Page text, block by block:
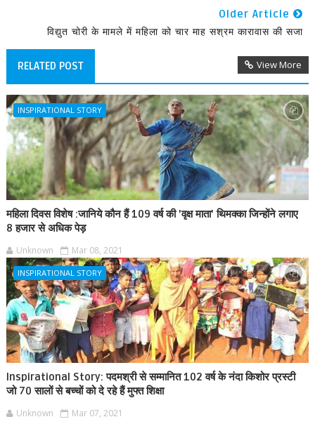
Older Article
विद्युत चोरी के मामले में महिला को चार माह सश्रम कारावास की सजा
RELATED POST View More
INSPIRATIONAL STORY
महिला दिवस विशेष :जानिये कौन हैं 109 वर्ष की 'वृक्ष माता' थिमक्का जिन्होंने लगाए
8 हजार से अधिक पेड़
Unknown Mar 08, 2021
INSPIRATIONAL STORY
Inspirational Story: पदमश्री से सम्मानित 102 वर्ष के नंदा किशोर प्रस्टी
जो 70 सालों से बच्चों को दे रहे हैं मुफ्त शिक्षा
Unknown Mar 07, 2021